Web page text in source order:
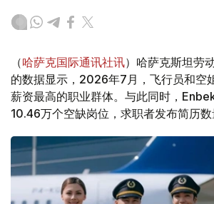
（哈萨克国际通讯社讯）哈萨克斯坦劳
的数据显示，2026年7月，飞行员和空
薪资最高的职业群体。与此同时，
10.46万个空缺岗位，求职者发布简历数